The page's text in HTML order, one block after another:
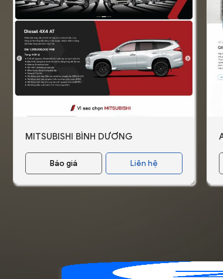
MITSUBISHI BÌNH DƯƠNG
Báo giá Liên hệ